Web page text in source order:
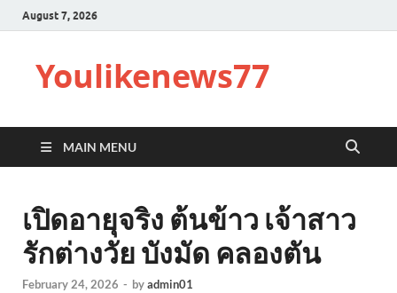
August 7, 2026
Youlikenews77
MAIN MENU
เปิดอายุจริง ต้นข้าว เจ้าสาว
รักต่างวัย บังมัด คลองตัน
February 24, 2026 - byadmin01